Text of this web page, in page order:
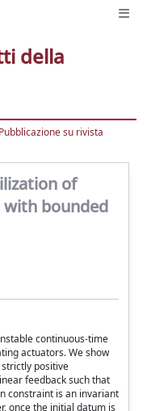
della
su rivista
of
with bounded
continuous-time
actuators. We show
positive
feedback such that
constraint is an invariant
once the initial datum is